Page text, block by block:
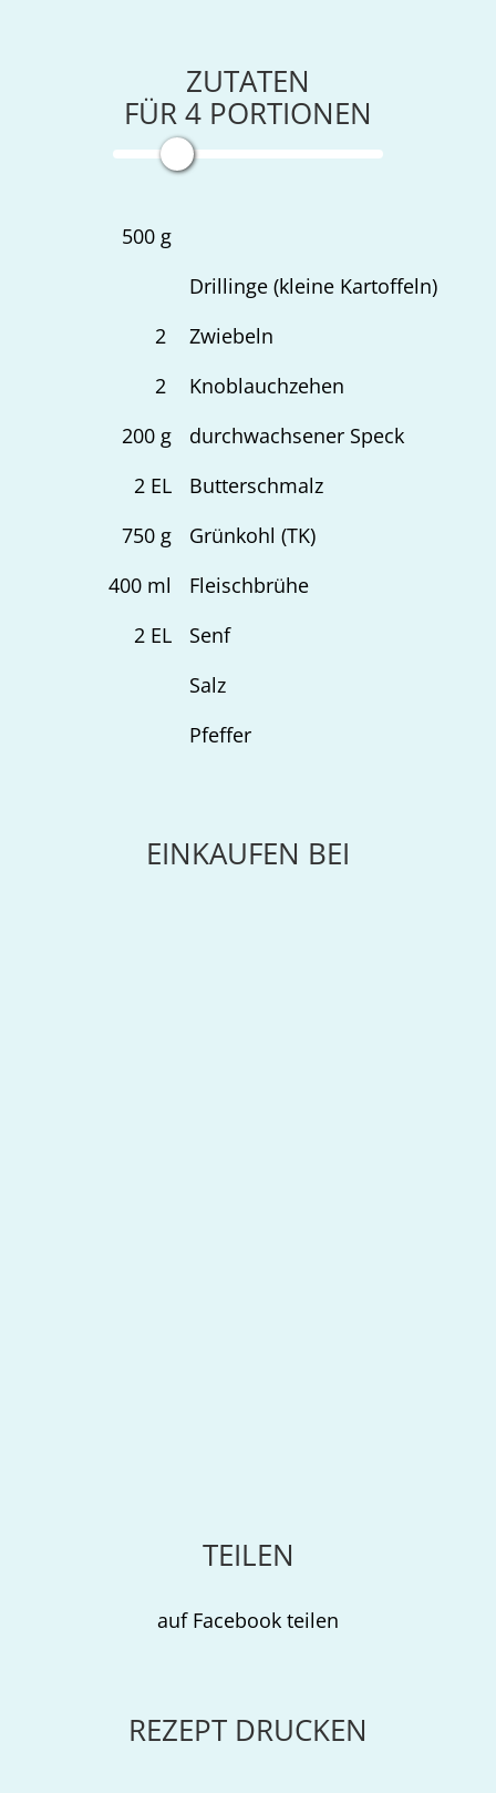
ZUTATEN
FÜR4 PORTIONEN
500g
Drillinge (kleine Kartoffeln)
2
Zwiebeln
2
Knoblauchzehen
200g
durchwachsener Speck
2EL
Butterschmalz
750g
Grünkohl (TK)
400ml
Fleischbrühe
2EL
Senf
Salz
Pfeffer
EINKAUFEN BEI
TEILEN
auf Facebook teilen
REZEPT DRUCKEN